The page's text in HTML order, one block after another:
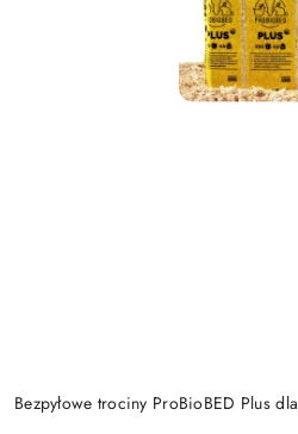
Bezpyłowe trociny ProBioBED Plus